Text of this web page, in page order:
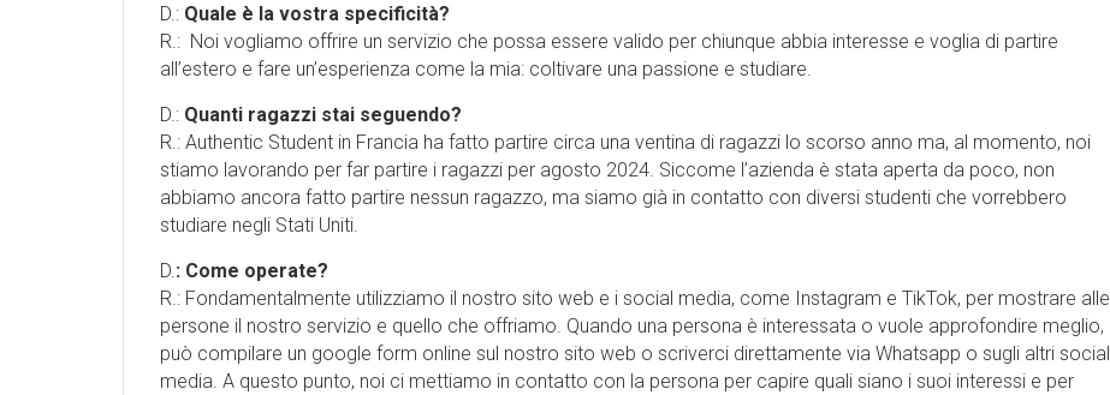
D.: Quale è la vostra specificità?
R.: Noi vogliamo offrire un servizio che possa essere valido per chiunque abbia interesse e voglia di partire
all’estero e fare un’esperienza come la mia: coltivare una passione e studiare.
D.: Quanti ragazzi stai seguendo?
R.: Authentic Student in Francia ha fatto partire circa una ventina di ragazzi lo scorso anno ma, al momento, noi
stiamo lavorando per far partire i ragazzi per agosto 2024. Siccome l’azienda è stata aperta da poco, non
abbiamo ancora fatto partire nessun ragazzo, ma siamo già in contatto con diversi studenti che vorrebbero
studiare negli Stati Uniti.
D.: Come operate?
R.: Fondamentalmente utilizziamo il nostro sito web e i social media, come Instagram e TikTok, per mostrare alle
persone il nostro servizio e quello che offriamo. Quando una persona è interessata o vuole approfondire meglio,
può compilare un google form online sul nostro sito web o scriverci direttamente via Whatsapp o sugli altri social
media. A questo punto, noi ci mettiamo in contatto con la persona per capire quali siano i suoi interessi e per